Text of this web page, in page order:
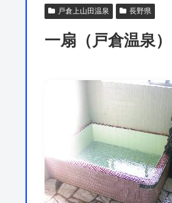
戸倉上山田温泉 長野県
一扇（戸倉温泉